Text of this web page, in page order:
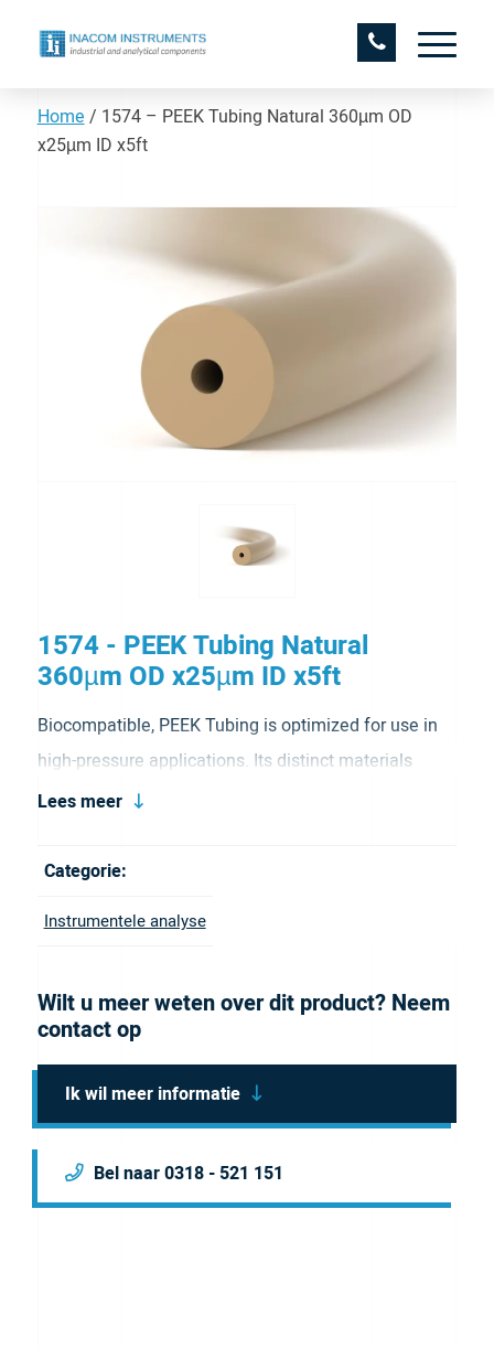
Home / 1574 – PEEK Tubing Natural 360µm OD
x25µm ID x5ft
1574 - PEEK Tubing Natural
360µm OD x25µm ID x5ft
Biocompatible, PEEK Tubing is optimized for use in
high-pressure applications. Its distinct materials
make it inert to most solvents and give it a smooth
sample bands. We have developed a variety of color
natural color.
Lees meer
Categorie:
Instrumentele analyse
Wilt u meer weten over dit product? Neem
contact op
Ik wil meer informatie
Bel naar 0318 - 521 151